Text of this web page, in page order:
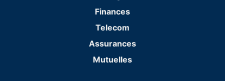
Finances
Telecom
Assurances
Mutuelles